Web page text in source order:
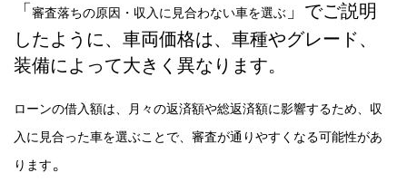
「 審査落ちの原因・収入に見合わない車を選ぶ 」でご説明
したように、車両価格は、車種やグレード、
装備によって大きく異なります。
ローンの借入額は、月々の返済額や総返済額に影響するため、収
入に見合った車を選ぶことで、審査が通りやすくなる可能性があ
ります。